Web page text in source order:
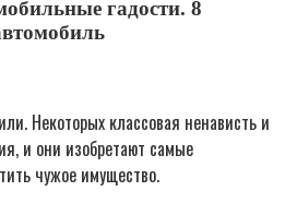
гадости. 8
Некоторых классовая ненависть и
и они изобретают самые
чужое имущество.